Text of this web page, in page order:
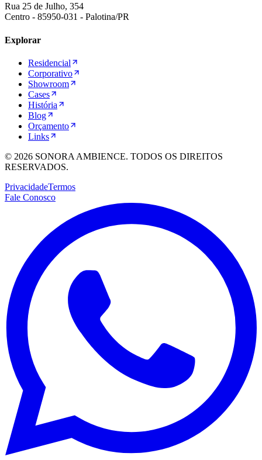
Rua 25 de Julho, 354
Centro - 85950-031 - Palotina/PR
Explorar
Residencial
Corporativo
Showroom
Cases
História
Blog
Orçamento
Links
© 2026 SONORA AMBIENCE. TODOS OS DIREITOS
RESERVADOS.
PrivacidadeTermos
Fale Conosco